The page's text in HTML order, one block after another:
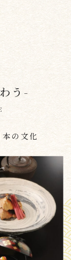
う-
の文化